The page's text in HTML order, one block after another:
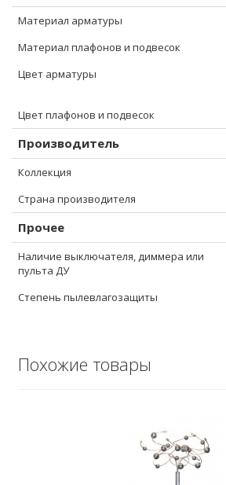
Материал арматуры
Материал плафонов и подвесок
Цвет арматуры
Цвет плафонов и подвесок
Производитель
Коллекция
Страна производителя
Прочее
Наличие выключателя, диммера или
пульта ДУ
Степень пылевлагозащиты
Похожие товары